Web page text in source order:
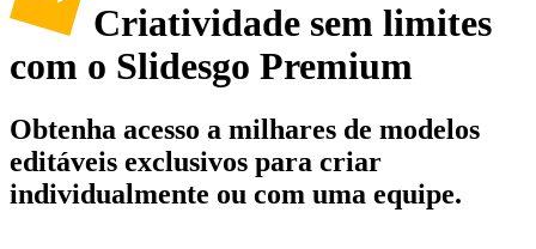
Criatividade sem limites
com o Slidesgo Premium
Obtenha acesso a milhares de modelos
editáveis exclusivos para criar
individualmente ou com uma equipe.